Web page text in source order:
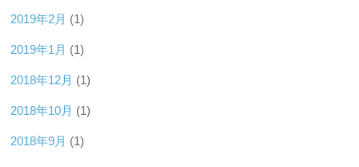
2019年2月 (1)
2019年1月 (1)
2018年12月 (1)
2018年10月 (1)
2018年9月 (1)